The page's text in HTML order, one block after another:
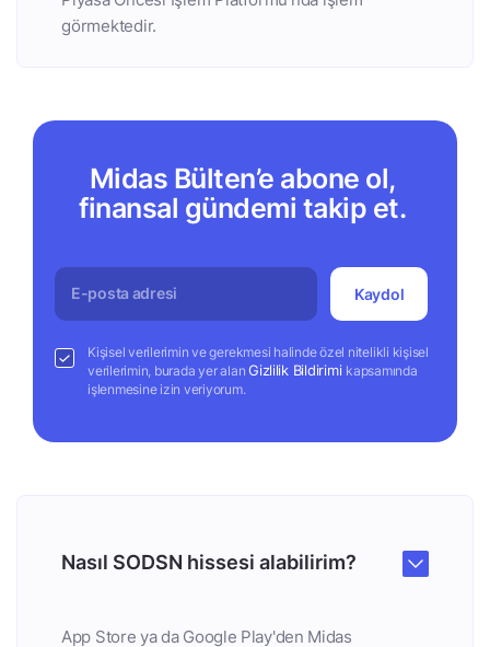
görmektedir.
Midas Bülten’e abone ol,
finansal gündemi takip et.
Kaydol
Kişisel verilerimin ve gerekmesi halinde özel nitelikli kişisel
verilerimin, burada yer alanGizlilik Bildirimi kapsamında
işlenmesine izin veriyorum.
Nasıl SODSN hissesi alabilirim?
App Store ya da Google Play'den Midas